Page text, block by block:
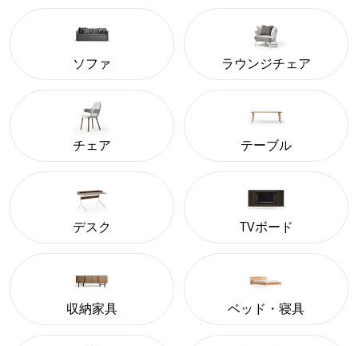
ソファ ラウンジチェア
チェア テーブル
デスク TVボード
収納家具 ベッド・寝具